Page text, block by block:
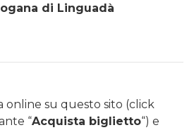
di Linguadà
su questo sito (click
“Acquista biglietto“) e